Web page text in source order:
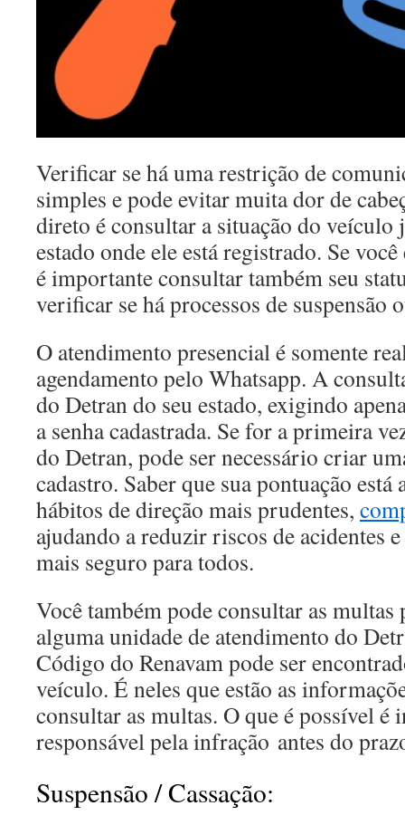
Verificar se há uma restrição de
simples e pode evitar muita dor de
direto é consultar a situação do veículo
estado onde ele está registrado. Se
é importante consultar também seu
verificar se há processos de suspensão
O atendimento presencial é somente
agendamento pelo Whatsapp. A
do Detran do seu estado, exigindo
a senha cadastrada. Se for a primeira
do Detran, pode ser necessário criar
cadastro. Saber que sua pontuação
hábitos de direção mais prudentes,
ajudando a reduzir riscos de acidentes
mais seguro para todos.
Você também pode consultar as multas
alguma unidade de atendimento do
Código do Renavam pode ser
veículo. É neles que estão as
consultar as multas. O que é possível
responsável pela infração antes do
Suspensão / Cassação: